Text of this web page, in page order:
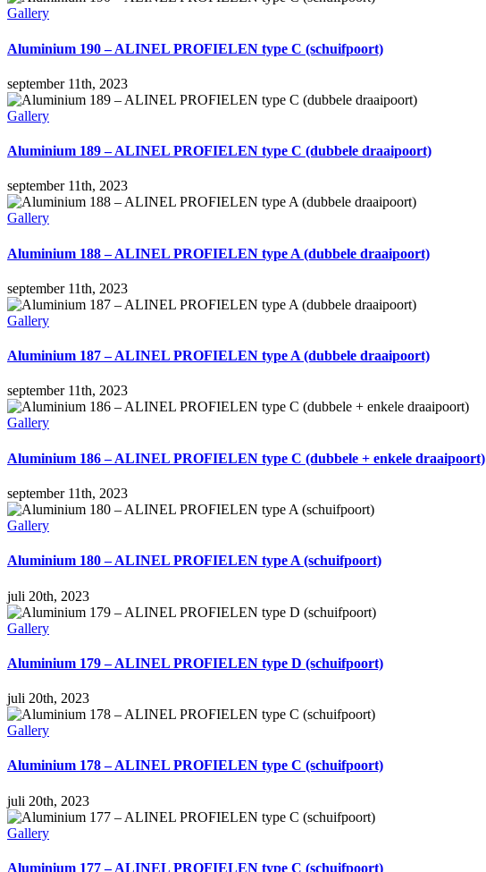
Gallery
Aluminium 190 – ALINEL PROFIELEN type C (schuifpoort)
september 11th, 2023
Gallery
Aluminium 189 – ALINEL PROFIELEN type C (dubbele draaipoort)
september 11th, 2023
Gallery
Aluminium 188 – ALINEL PROFIELEN type A (dubbele draaipoort)
september 11th, 2023
Gallery
Aluminium 187 – ALINEL PROFIELEN type A (dubbele draaipoort)
september 11th, 2023
Gallery
Aluminium 186 – ALINEL PROFIELEN type C (dubbele + enkele draaipoort)
september 11th, 2023
Gallery
Aluminium 180 – ALINEL PROFIELEN type A (schuifpoort)
juli 20th, 2023
Gallery
Aluminium 179 – ALINEL PROFIELEN type D (schuifpoort)
juli 20th, 2023
Gallery
Aluminium 178 – ALINEL PROFIELEN type C (schuifpoort)
juli 20th, 2023
Gallery
Aluminium 177 – ALINEL PROFIELEN type C (schuifpoort)